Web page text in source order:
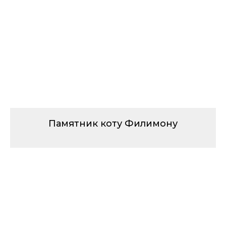
Памятник коту Филимону